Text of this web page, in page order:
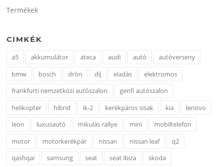
Termékek
CIMKÉK
a5 akkumulátor ateca audi autó
autóverseny
bmw
bosch drón díj eladás
elektromos
frankfurti nemzetközi autószalon
genfi autószalon
helikopter
hibrid ik-2 kerékpáros sisak kia
lenovo
leon
luxusautó mikulás rallye mini
mobiltelefon
motor
motorkerékpár nissan nissan leaf
q2
qashqai
samsung seat seat ibiza skoda